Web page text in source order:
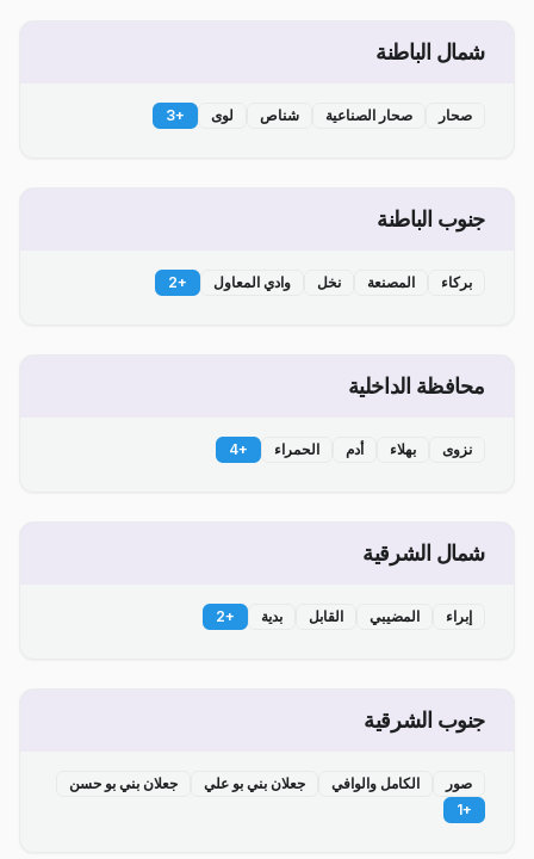
شمال الباطنة
صحار صحار الصناعية شناص لوى +
3
جنوب الباطنة
بركاء المصنعة نخل وادي المعاول +
2
محافظة الداخلية
نزوى بهلاء أدم الحمراء +
4
شمال الشرقية
إبراء المضيبي القابل بدية +
2
جنوب الشرقية
صور الكامل والوافي جعلان بني بو علي
جعلان بني بو حسن
+
1